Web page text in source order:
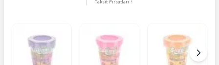
Taksit Fırsatları !